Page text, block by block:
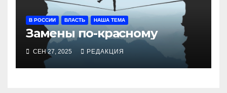
В РОССИИ ВЛАСТЬ НАША ТЕМА
Замены по-красному
СЕН 27, 2025 РЕДАКЦИЯ